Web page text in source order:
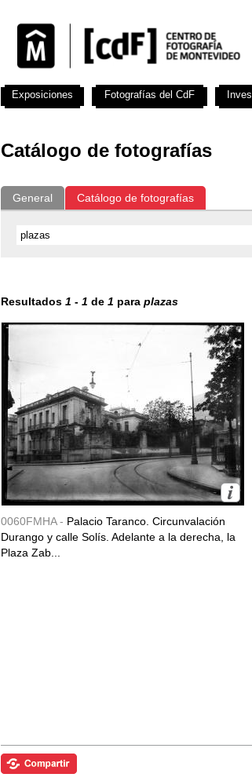
Catálogo de fotografías
General Catálogo de fotografías
Resultados 1 - 1 de 1 para plazas
0060FMHA - Palacio Taranco. Circunvalación
Durango y calle Solís. Adelante a la derecha, la
Plaza Zab...
Exposiciones Fotografías del CdF